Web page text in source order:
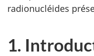
radionucléides
1.